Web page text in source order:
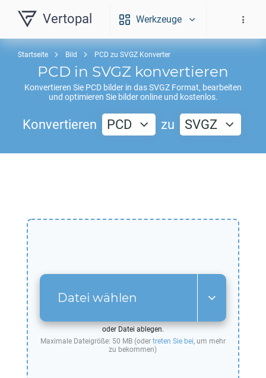
Vertopal Werkzeuge
Startseite Bild PCD zu SVGZ Konverter
PCD in SVGZ konvertieren
Konvertieren Sie PCD bilder in dasSVGZ Format, bearbeiten
und optimieren Sie bilder online und kostenlos.
Konvertieren PCD zu SVGZ
Datei wählen
oder Datei ablegen.
Maximale Dateigröße: 50 MB (oder treten Sie bei, um mehr
zu bekommen)